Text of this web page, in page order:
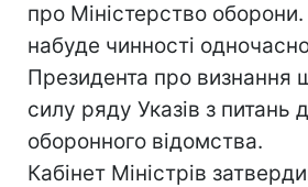
про Міністерство
набуде чинності
Президента про визнання
силу ряду Указів з питань
оборонного відомства.
Кабінет Міністрів